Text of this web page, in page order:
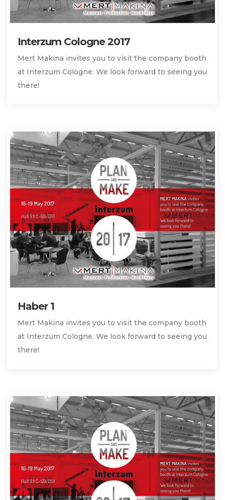
Interzum Cologne 2017
Mert Makina invites you to visit the company booth
at Interzum Cologne. We look forward to seeing you
there!
Haber 1
Mert Makina invites you to visit the company booth
at Interzum Cologne. We look forward to seeing you
there!